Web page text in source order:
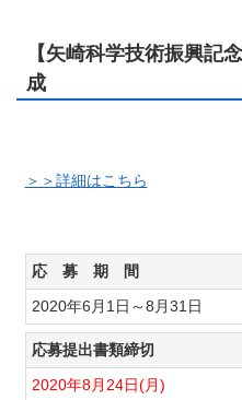
【矢崎科学技術振興
成
＞＞詳細はこちら
応 募 期 間
2020年6月1日～8月31日
応募提出書類締切
2020年8月24日(月)